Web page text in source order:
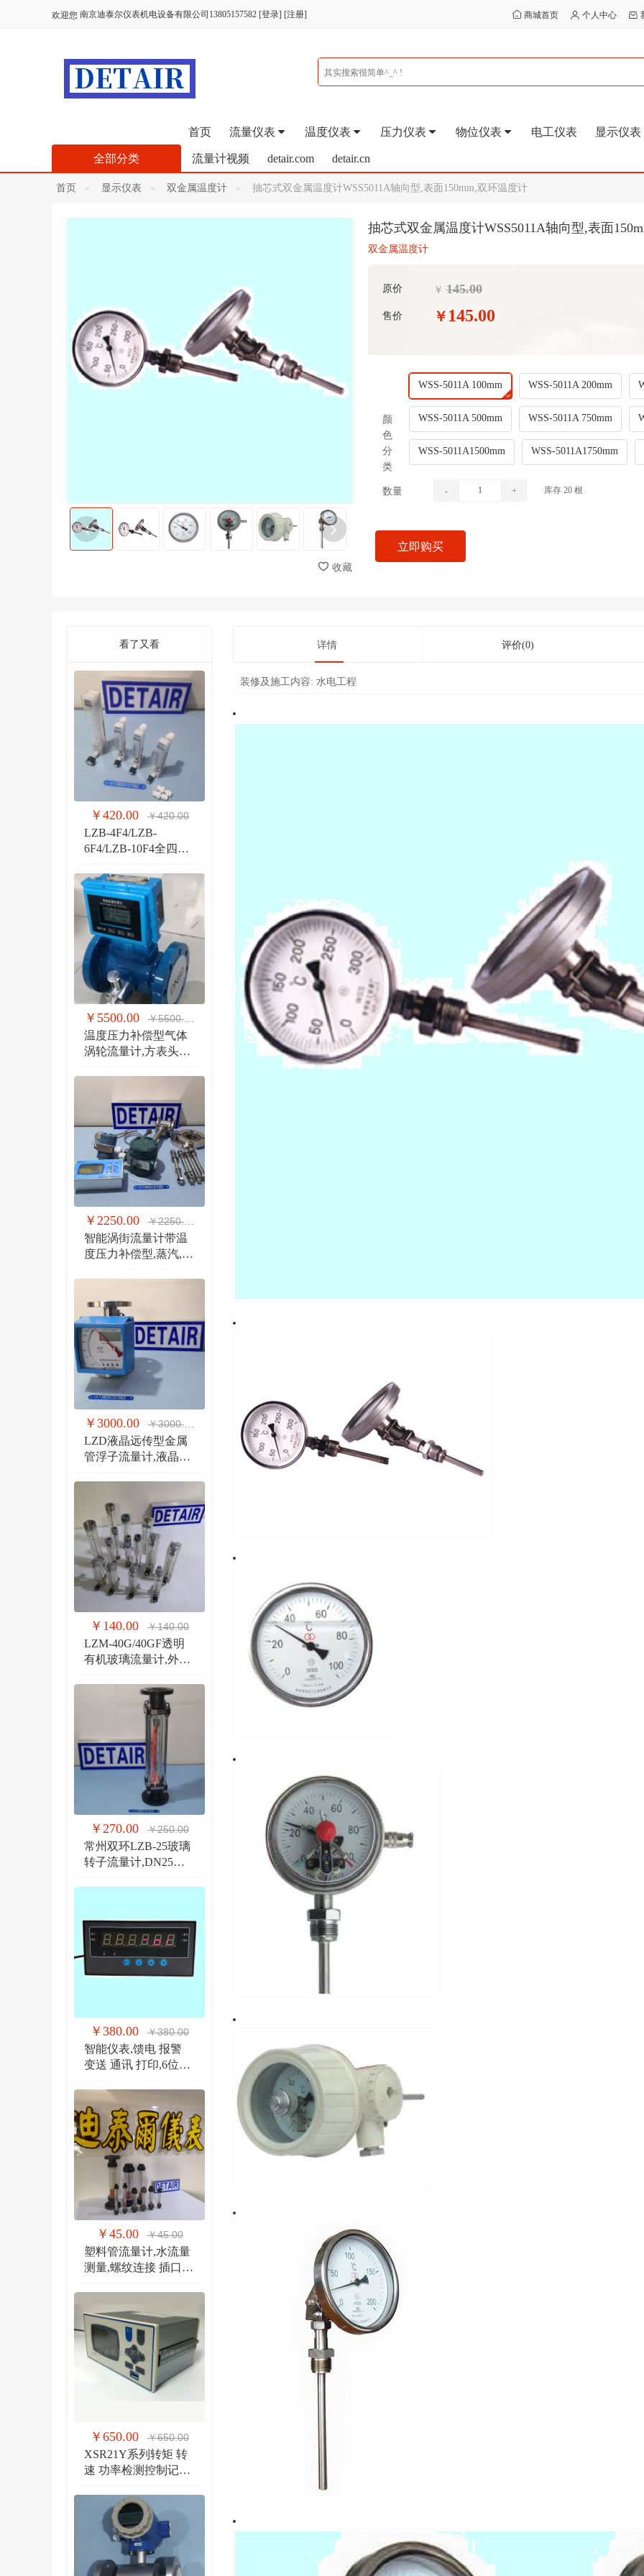
欢迎您 南京迪泰尔仪表机电设备有限公司13805157582 [登录] [注册] 商城首页 个人中心
首页 流量仪表 温度仪表 压力仪表 物位仪表 电工仪表 显示仪表
流量计视频 detair.com detair.cn
全部分类
首页 显示仪表 双金属温度计 抽芯式双金属温度计WSS5011A轴向型,表面150mm,双环温度计
收藏
抽芯式双金属温度计WSS5011A轴向型,表面
双金属温度计
原价 ￥ 145.00
售价 ￥ 145.00
颜
色
分
类
WSS-5011A 100mm WSS-5011A 200mm
WSS-5011A 500mm WSS-5011A 750mm
WSS-5011A1500mm WSS-5011A1750mm
数量 - + 库存 20 根
立即购买
看了又看
￥420.00 ￥420.00
LZB-4F4/LZB-
6F4/LZB-10F4全四氟
气体玻璃管PVDF流量
计
￥5500.00 ￥5500.00
温度压力补偿型气体
涡轮流量计,方表头防
￥2250.00 ￥2250.00
智能涡街流量计带温
度压力补偿型,蒸汽,气
￥3000.00 ￥3000.00
LZD液晶远传型金属
管浮子流量计,液晶显
￥140.00 ￥140.00
LZM-40G/40GF透明
有机玻璃流量计,外螺
￥270.00 ￥250.00
常州双环LZB-25玻璃
转子流量计,DN25法
￥380.00 ￥380.00
智能仪表,馈电 报警
变送 通讯 打印,6位显
￥45.00 ￥45.00
塑料管流量计,水流量
测量,螺纹连接 插口连
￥650.00 ￥650.00
XSR21Y系列转矩 转
速 功率检测控制记录
详情 评价(0)
装修及施工内容: 水电工程